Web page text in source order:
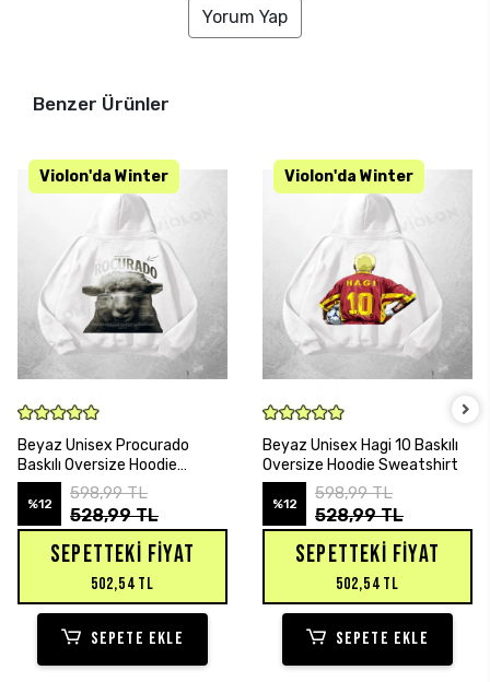
Yorum Yap
Benzer Ürünler
Beyaz Unisex Procurado
Baskılı Oversize Hoodie
Sweatshirt
%12
598,99 TL
528,99 TL
SEPETTEKI FIYAT
502,54 TL
SEPETE EKLE
Beyaz Unisex Hagi 10 Baskılı
Oversize Hoodie Sweatshirt
%12
598,99 TL
528,99 TL
SEPETTEKI FIYAT
502,54 TL
SEPETE EKLE